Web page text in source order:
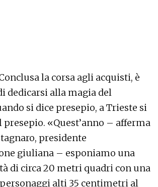
la corsa agli acquisti, è
dedicarsi alla magia del
si dice presepio, a Trieste si
presepio. «Quest’anno – afferma
presidente
giuliana – esponiamo una
di circa 20 metri quadri con una
alti 35 centimetri al